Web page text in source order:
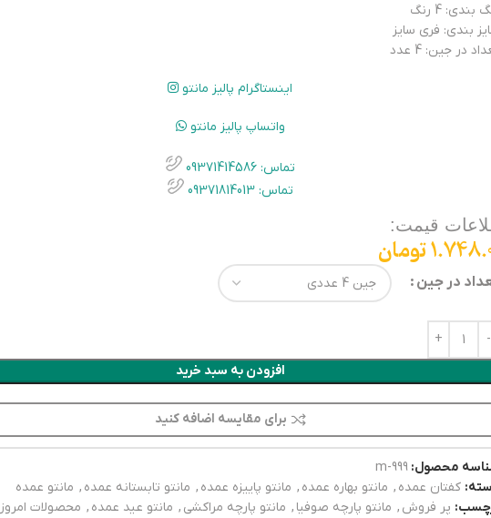
بندی: 4 رنگ
بندی: فری سایز
در جین: 4 عدد
اینستاگرام پالیز مانتو
واتساپ پالیز مانتو
تماس: 09371414586
تماس: 09371814013
قیمت:
تومان
در جین
افزودن به سبد خرید
برای مقایسه اضافه کنید
محصول: 999-m
کفتان عمده , مانتو بهاره عمده , مانتو پاییزه عمده , مانتو تابستانه عمده , مانتو عمده
پر فروش , مانتو پارچه صوفیا , مانتو پارچه مراکشی , مانتو عید عمده , محصولات امروز